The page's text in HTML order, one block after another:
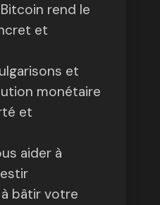
rend le
et
et
monétaire
et
aider à
bâtir votre